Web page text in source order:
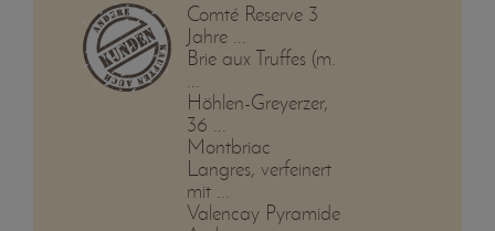
Comté Reserve 3
Jahre ...
Brie aux Truffes (m.
...
Höhlen-Greyerzer,
36 ...
Montbriac
Langres, verfeinert
mit ...
Valencay Pyramide